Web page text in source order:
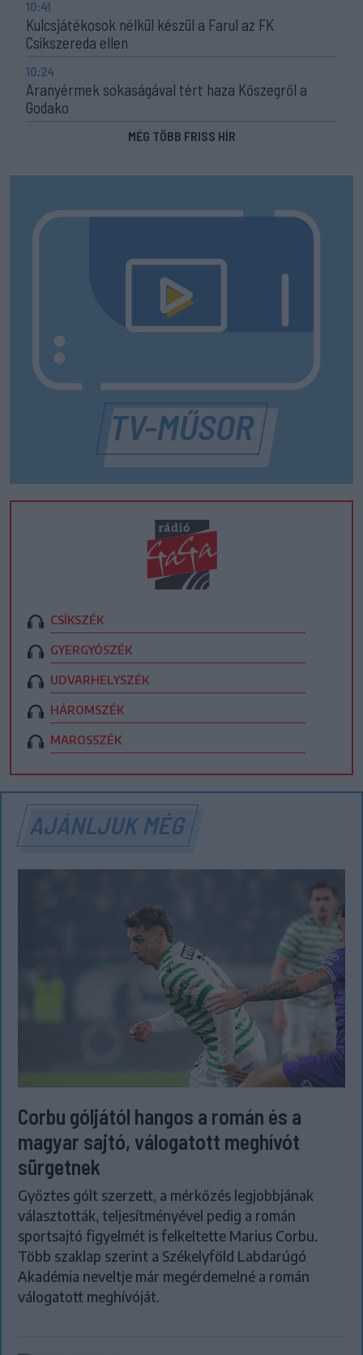
10:41
Kulcsjátékosok nélkül készül a Farul az FK
Csíkszereda ellen
10:24
Aranyérmek sokaságával tért haza Kőszegről a
Godako
MÉG TÖBB FRISS HÍR
CSÍKSZÉK
GYERGYÓSZÉK
UDVARHELYSZÉK
HÁROMSZÉK
MAROSSZÉK
AJÁNLJUK MÉG
Corbu góljától hangos a román és a
magyar sajtó, válogatott meghívót
sürgetnek
Győztes gólt szerzett, a mérkőzés legjobbjának
választották, teljesítményével pedig a román
sportsajtó figyelmét is felkeltette Marius Corbu.
Több szaklap szerint a Székelyföld Labdarúgó
Akadémia neveltje már megérdemelné a román
válogatott meghívóját.